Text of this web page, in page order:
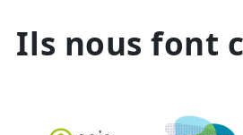
Ils nous font